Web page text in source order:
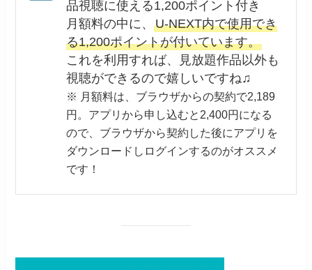
品視聴に使える1,200ポイント付き
月額料の中に、U-NEXT内で使用でき
る1,200ポイントが付いています。
これを利用すれば、見放題作品以外も
視聴ができるので嬉しいですね♫
※ 月額料は、ブラウザからの契約で2,189
円。アプリから申し込むと2,400円になる
ので、ブラウザから契約した後にアプリを
ダウンロードしログインするのがオススメ
です！